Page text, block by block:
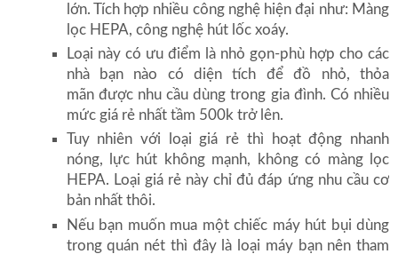
lớn. Tích hợp nhiều công nghệ hiện đại như: Màng
lọc HEPA, công nghệ hút lốc xoáy.
Loại này có ưu điểm là nhỏ gọn-phù hợp cho các
nhà bạn nào có diện tích để đồ nhỏ, thỏa
mãn được nhu cầu dùng trong gia đình. Có nhiều
mức giá rẻ nhất tầm 500k trở lên.
Tuy nhiên với loại giá rẻ thì hoạt động nhanh
nóng, lực hút không mạnh, không có màng lọc
HEPA. Loại giá rẻ này chỉ đủ đáp ứng nhu cầu cơ
bản nhất thôi.
Nếu bạn muốn mua một chiếc máy hút bụi dùng
trong quán nét thì đây là loại máy bạn nên tham